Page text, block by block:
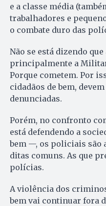
e a classe média
trabalhadores e
o combate duro das
Não se está dizendo
principalmente a
Porque cometem. Por
cidadãos de bem,
denunciadas.
Porém, no confronto
está defendendo a
bem —, os policiais são
ditas comuns. As que
polícias.
A violência dos
bem vai continuar fora